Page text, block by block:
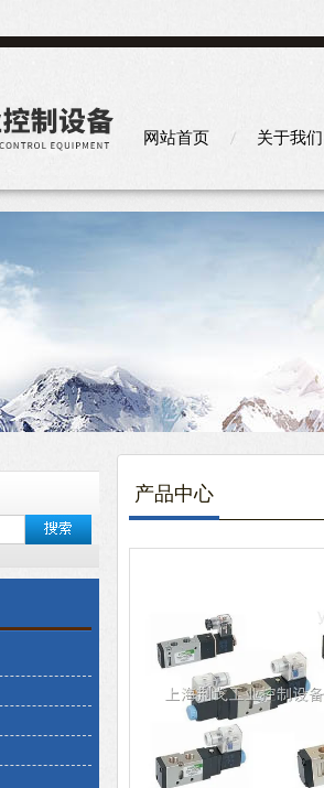
网站首页 关于我们
产品中心